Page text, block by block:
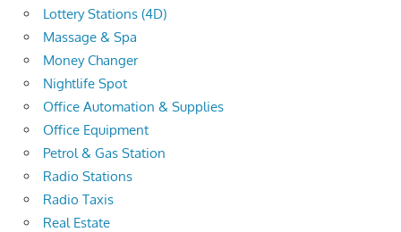
Lottery Stations (4D)
Massage & Spa
Money Changer
Nightlife Spot
Office Automation & Supplies
Office Equipment
Petrol & Gas Station
Radio Stations
Radio Taxis
Real Estate